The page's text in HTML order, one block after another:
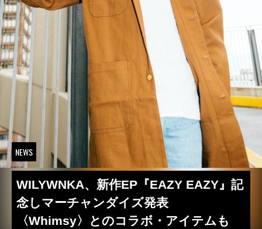
NEWS
WILYWNKA、新作EP『EAZY EAZY』記
念しマーチャンダイズ発表
〈Whimsy〉とのコラボ・アイテムも